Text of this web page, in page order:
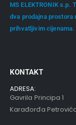
MS ELEKTRONIK s.p.
dva prodajna prostora
prihvatljivim cijenama.
KONTAKT
ADRESA:
Gavrila Principa 1
Karađorđa